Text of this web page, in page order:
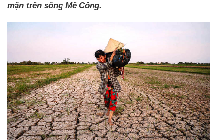
mặn trên sông Mê Công.